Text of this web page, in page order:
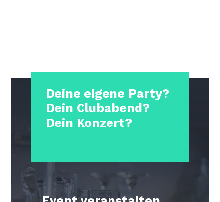
Deine eigene Party?
Dein Clubabend?
Dein Konzert?